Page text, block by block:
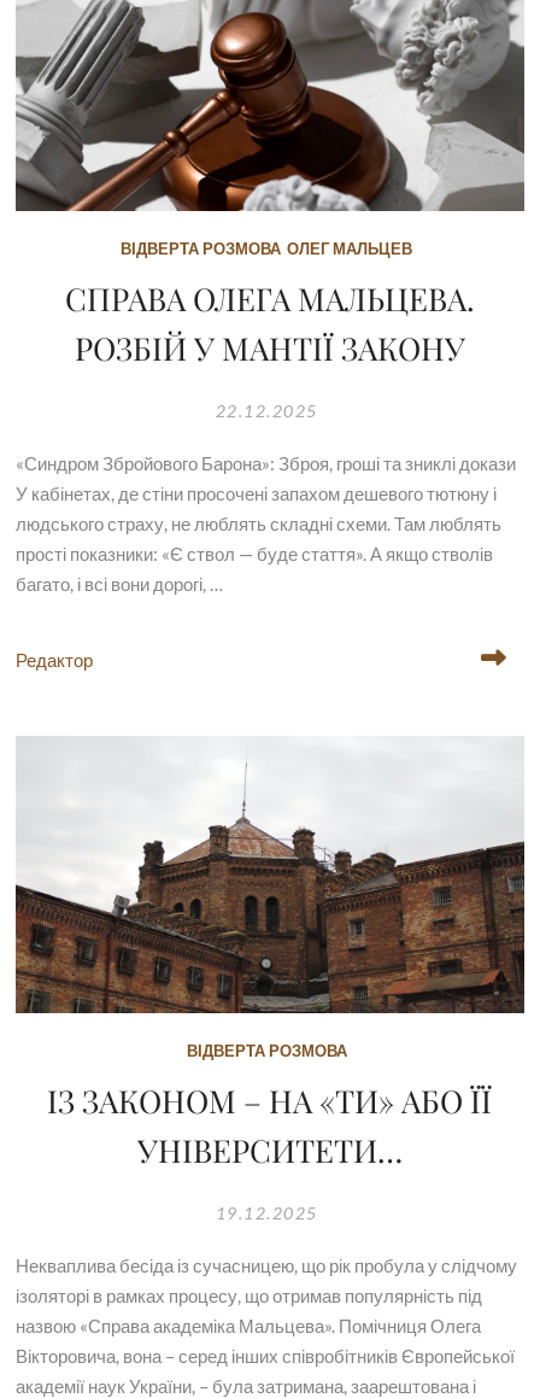
ВІДВЕРТА РОЗМОВА ОЛЕГ МАЛЬЦЕВ
СПРАВА ОЛЕГА МАЛЬЦЕВА.
РОЗБІЙ У МАНТІЇ ЗАКОНУ
22.12.2025
«Синдром Збройового Барона»: Зброя, гроші та зниклі докази
У кабінетах, де стіни просочені запахом дешевого тютюну і
людського страху, не люблять складні схеми. Там люблять
прості показники: «Є ствол — буде стаття». А якщо стволів
багато, і всі вони дорогі, …
Редактор
ВІДВЕРТА РОЗМОВА
ІЗ ЗАКОНОМ – НА «ТИ» АБО ЇЇ
УНІВЕРСИТЕТИ…
19.12.2025
Некваплива бесіда із сучасницею, що рік пробула у слідчому
ізоляторі в рамках процесу, що отримав популярність під
назвою «Справа академіка Мальцева». Помічниця Олега
Вікторовича, вона – серед інших співробітників Європейської
академії наук України, – була затримана, заарештована і